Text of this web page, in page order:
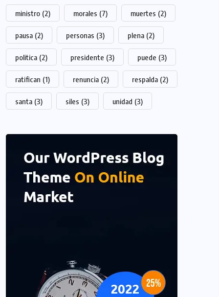
ministro (2) morales (7) muertes (2)
pausa (2) personas (3) plena (2)
politica (2) presidente (3) puede (3)
ratifican (1) renuncia (2) respalda (2)
santa (3) siles (3) unidad (3)